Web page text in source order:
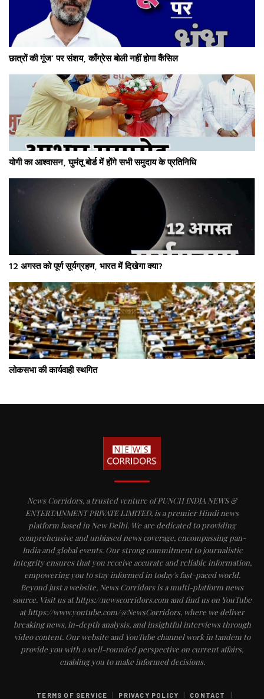
छात्रों की गूंज’ पर संशय, काँग्रेस बोली नहीं होगा कैंसिल
योगी का आश्वासन, घुमंतू बोर्ड में होंगे सभी समुदाय के प्रतिनिधि
12 अगस्त को पूर्ण सूर्यग्रहण, भारत में दिखेगा क्या?
लोकसभा की कार्यवाही स्थगित
News Corridors, a trusted venture of PUNCH INDIA NEWS &
ENTERTAINMENT PRIVATE LIMITED, is a premier Hindi news
platform based in New Delhi. We are dedicated to providing
comprehensive and unbiased news coverage, encompassing pan-
India and global events. Our strong commitment to journalistic
integrity ensures that you receive accurate and reliable information,
empowering you to stay informed in today's fast-paced world.
Beyond just a website, News Corridors is a multi-platform news
source. Visit us at https://newscorridors.com and find us on YouTube
at https://www.youtube.com/@NewsCorridors, where we deliver
breaking news, in-depth analysis, and insightful interviews through
video content. Our website and YouTube channel work in tandem to
provide you with a well-rounded perspective on current affairs,
enabling you to make informed decisions.
TERMS OF SERVICE | PRIVACY POLICY | CONTACT |